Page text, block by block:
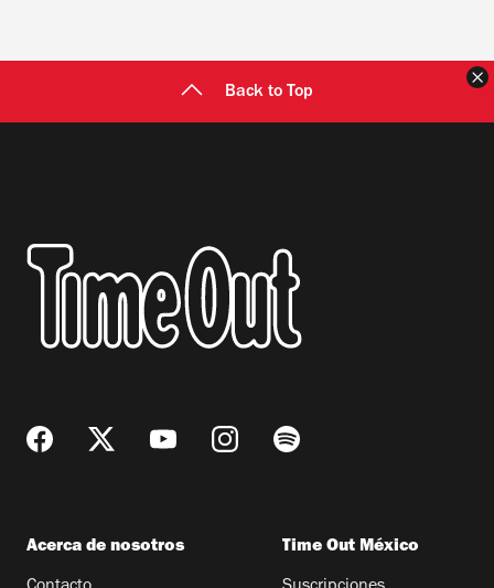
Back to Top
Acerca de nosotros Time Out México